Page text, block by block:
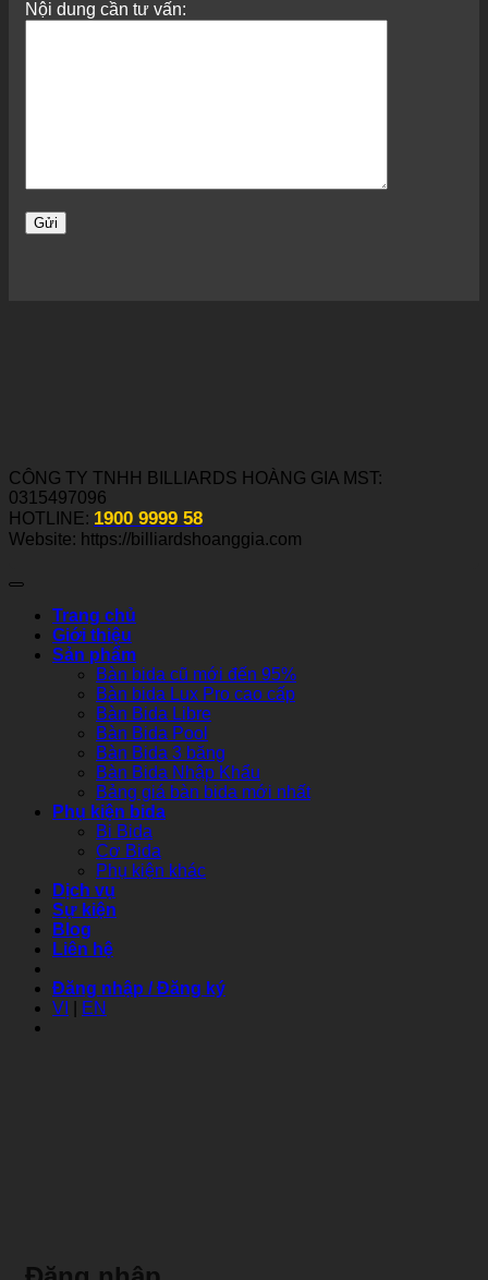
Nội dung cần tư vấn:
CÔNG TY TNHH BILLIARDS HOÀNG GIA MST:
0315497096
HOTLINE: 1900 9999 58
Website: https://billiardshoanggia.com
Trang chủ
Giới thiệu
Sản phẩm
Bàn bida cũ mới đến 95%
Bàn bida Lux Pro cao cấp
Bàn Bida Libre
Bàn Bida Pool
Bàn Bida 3 băng
Bàn Bida Nhập Khẩu
Bảng giá bàn bida mới nhất
Phụ kiện bida
Bi Bida
Cơ Bida
Phụ kiện khác
Dịch vụ
Sự kiện
Blog
Liên hệ
Đăng nhập / Đăng ký
VI
EN